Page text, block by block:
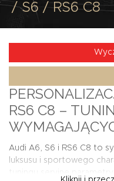
/ S6 / RS6 C8
RS6 C8 –
Audi A6, S6 i RS6 C8 to
luksusu i sportowego